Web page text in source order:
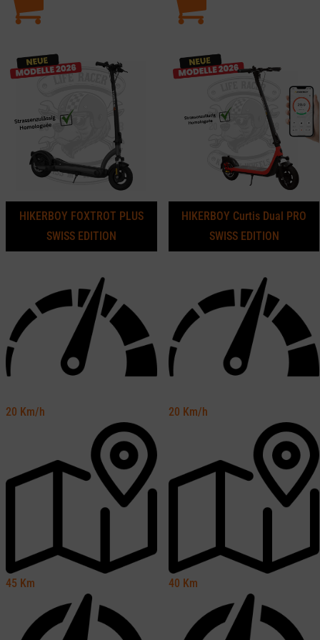
HIKERBOY FOXTROT PLUS
SWISS EDITION
20 Km/h
45 Km
HIKERBOY Curtis Dual PRO
SWISS EDITION
20 Km/h
40 Km